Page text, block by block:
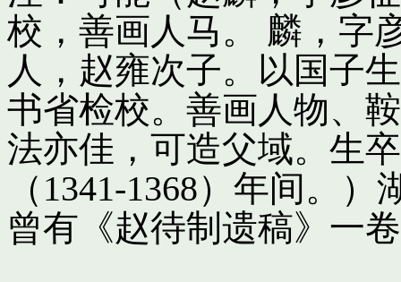
校，善画人马。 麟，字
人，赵雍次子。以国子
书省检校。善画人物、
法亦佳，可造父域。生
（1341-1368）年间。
曾有《赵待制遗稿》一